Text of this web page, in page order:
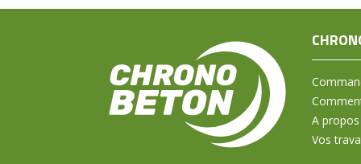
A propos
Vos